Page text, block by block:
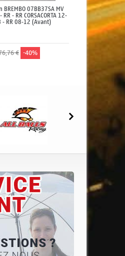
07BB37SA MV
- RR CORSACORTA 12-
RR 08-12 (Avant)
€ -40%